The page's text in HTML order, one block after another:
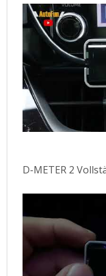
D-METER 2